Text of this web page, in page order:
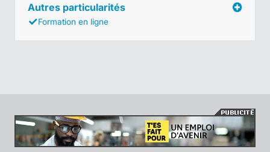
Autres particularités
Formation en ligne